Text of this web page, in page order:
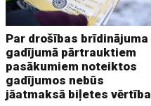
Par drošības brīdinājuma
gadījumā pārtrauktiem
pasākumiem noteiktos
gadījumos nebūs
jāatmaksā biļetes vērtība